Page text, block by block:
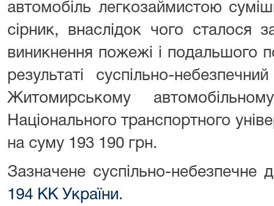
автомобіль легкозаймистою
сірник, внаслідок чого сталося
виникнення пожежі і подальшого
результаті суспільно-
Житомирському
Національного транспортного
на суму 193 190 грн.
Зазначене суспільно-
194 КК України.